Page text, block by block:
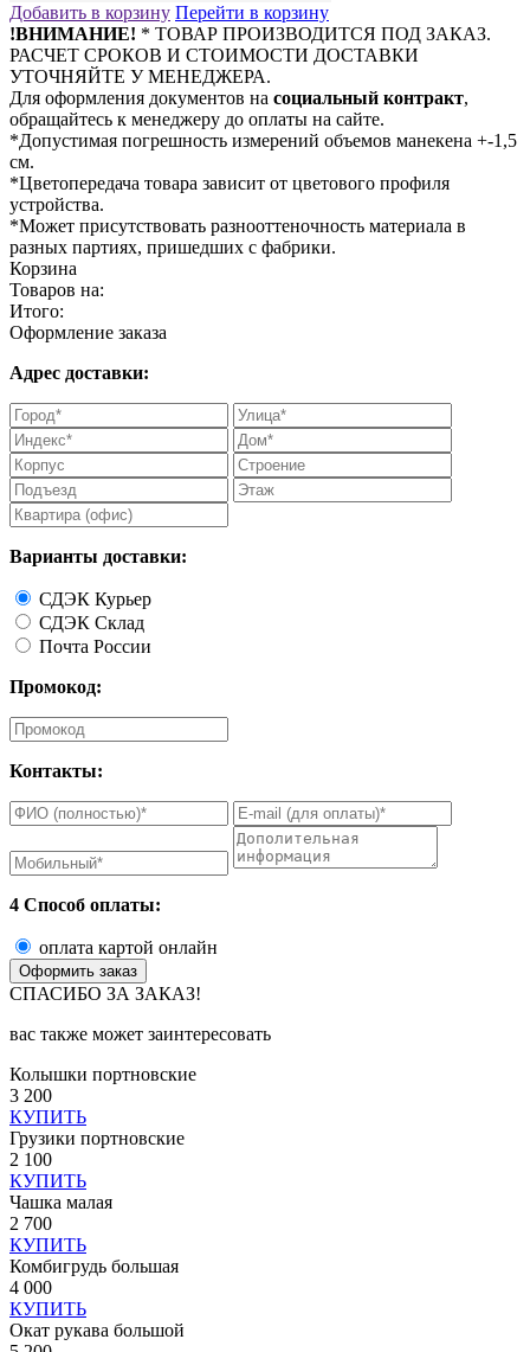
Добавить в корзину Перейти в корзину
!ВНИМАНИЕ! * ТОВАР ПРОИЗВОДИТСЯ ПОД ЗАКАЗ.
РАСЧЕТ СРОКОВ И СТОИМОСТИ ДОСТАВКИ
УТОЧНЯЙТЕ У МЕНЕДЖЕРА.
Для оформления документов на социальный контракт,
обращайтесь к менеджеру до оплаты на сайте.
*Допустимая погрешность измерений объемов манекена +-1,5
см.
*Цветопередача товара зависит от цветового профиля
устройства.
*Может присутствовать разнооттеночность материала в
разных партиях, пришедших с фабрики.
Корзина
Товаров на:
Итого:
Оформление заказа
Адрес доставки:
Варианты доставки:
СДЭК Курьер
СДЭК Склад
Почта России
Промокод:
Контакты:
4 Способ оплаты:
оплата картой онлайн
СПАСИБО ЗА ЗАКАЗ!
вас также может заинтересовать
Колышки портновские
3 200
КУПИТЬ
Грузики портновские
2 100
КУПИТЬ
Чашка малая
2 700
КУПИТЬ
Комбигрудь большая
4 000
КУПИТЬ
Окат рукава большой